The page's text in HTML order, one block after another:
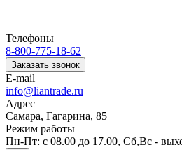
Телефоны
8-800-775-18-62
Заказать звонок
E-mail
info@liantrade.ru
Адрес
Самара, Гагарина, 85
Режим работы
Пн-Пт: c 08.00 до 17.00, Cб,Вс -